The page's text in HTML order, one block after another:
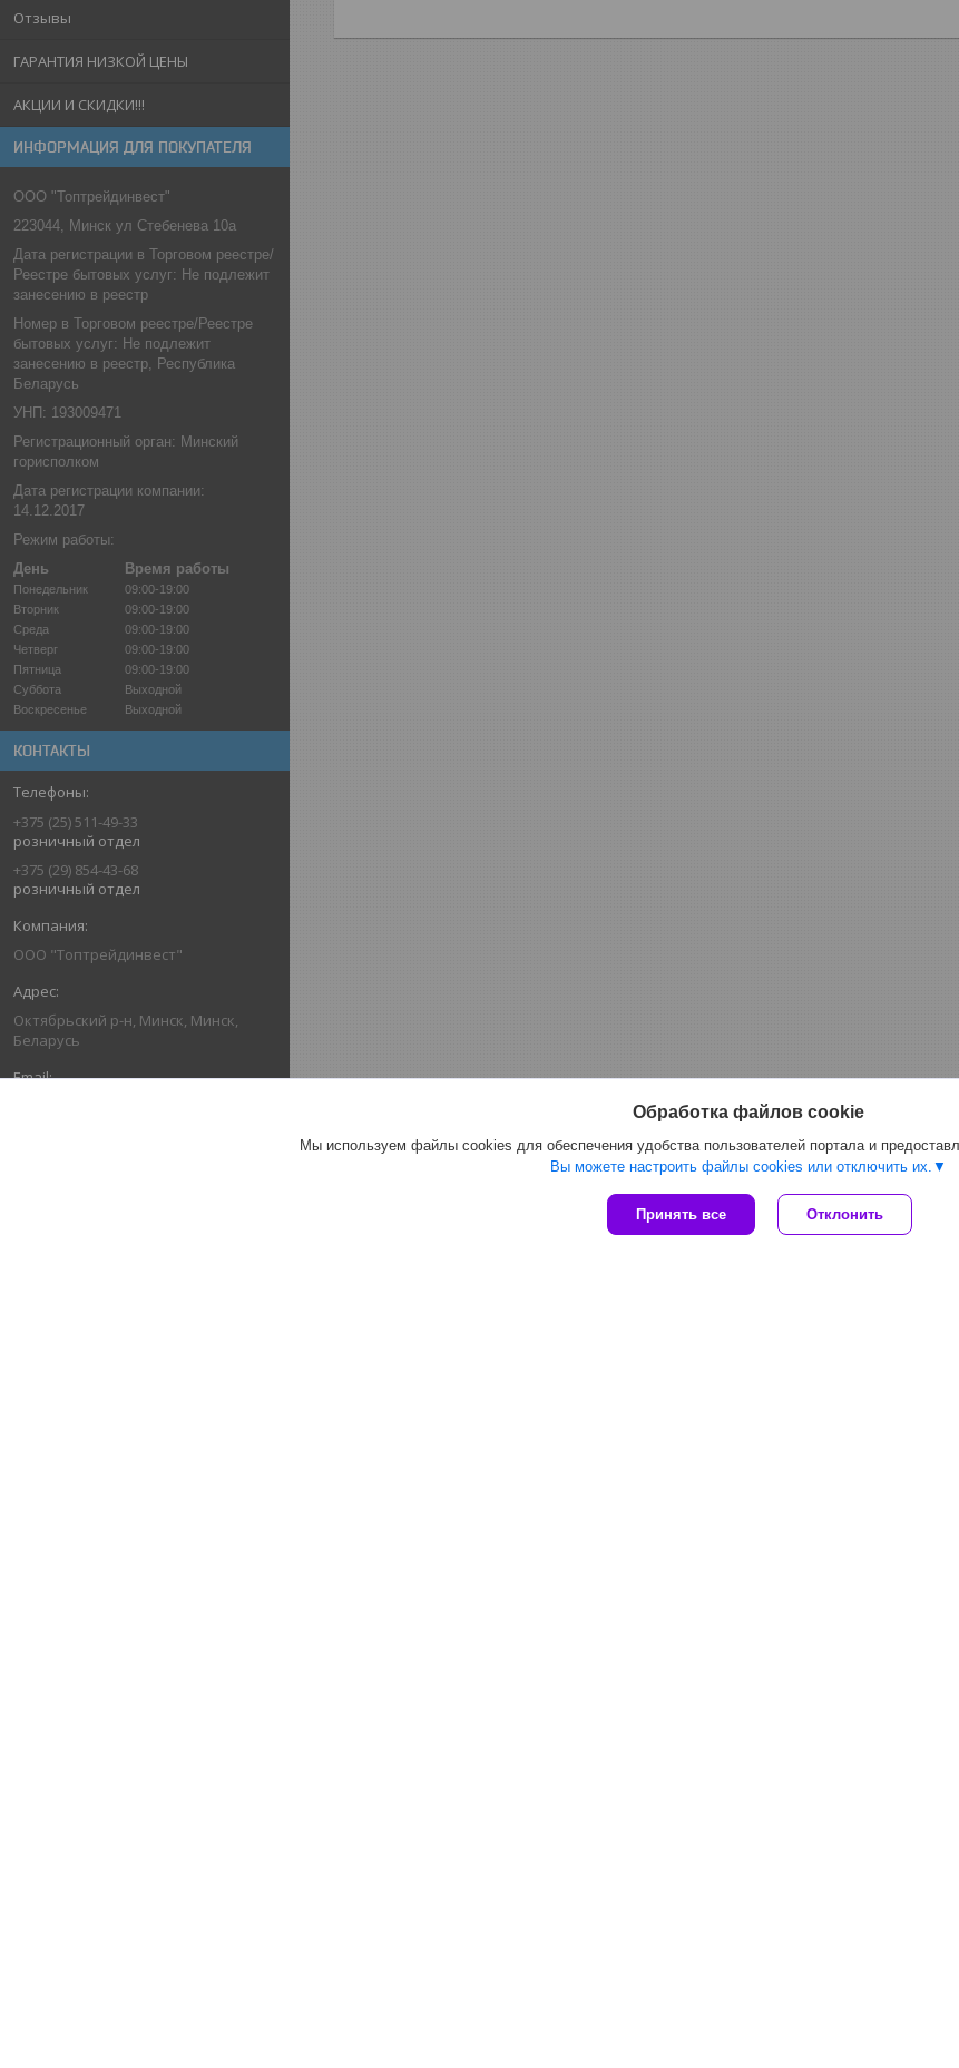
Отзывы
ГАРАНТИЯ НИЗКОЙ ЦЕНЫ
АКЦИИ И СКИДКИ!!!
ИНФОРМАЦИЯ ДЛЯ ПОКУПАТЕЛЯ
ООО "Топтрейдинвест"
223044, Минск ул Стебенева 10а
Дата регистрации в Торговом реестре/
Реестре бытовых услуг: Не подлежит
занесению в реестр
Номер в Торговом реестре/Реестре
бытовых услуг: Не подлежит
занесению в реестр, Республика
Беларусь
УНП: 193009471
Регистрационный орган: Минский
горисполком
Дата регистрации компании:
14.12.2017
Режим работы:
День
Время работы
Понедельник
09:00-19:00
Вторник
09:00-19:00
Среда
09:00-19:00
Четверг
09:00-19:00
Пятница
09:00-19:00
Суббота
Выходной
Воскресенье
Выходной
КОНТАКТЫ
+375 (25) 511-49-33
розничный отдел
+375 (29) 854-43-68
розничный отдел
ООО "Топтрейдинвест"
Октябрьский р-н, Минск, Минск,
Беларусь
Обработка файлов cookie
Мы используем файлы cookies для обеспечения удобства пользователей портала и
Вы можете настроить файлы cookies или отключить их.
Принять все Отклонить